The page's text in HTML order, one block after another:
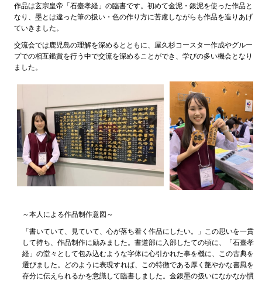
作品は玄宗皇帝「石臺孝経」の臨書です。初めて金泥・銀泥を使った作品と
なり、墨とは違った筆の扱い・色の作り方に苦慮しながらも作品を造りあげ
ていきました。
交流会では鹿児島の理解を深めるとともに、屋久杉コースター作成やグルー
プでの相互鑑賞を行う中で交流を深めることができ、学びの多い機会となり
ました。
～本人による作品制作意図～
「書いていて、見ていて、心が落ち着く作品にしたい。」この思いを一貫
して持ち、作品制作に励みました。書道部に入部したての頃に、「石臺孝
経」の堂々として包み込むような字体に心引かれた事を機に、この古典を
選びました。どのように表現すれば、この特徴である厚く艶やかな書風を
存分に伝えられるかを意識して臨書しました。金銀墨の扱いになかなか慣